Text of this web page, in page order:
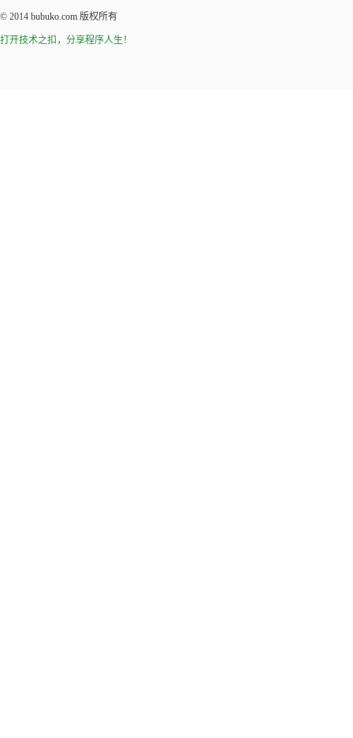
© 2014 bubuko.com 版权所有
打开技术之扣，分享程序人生！